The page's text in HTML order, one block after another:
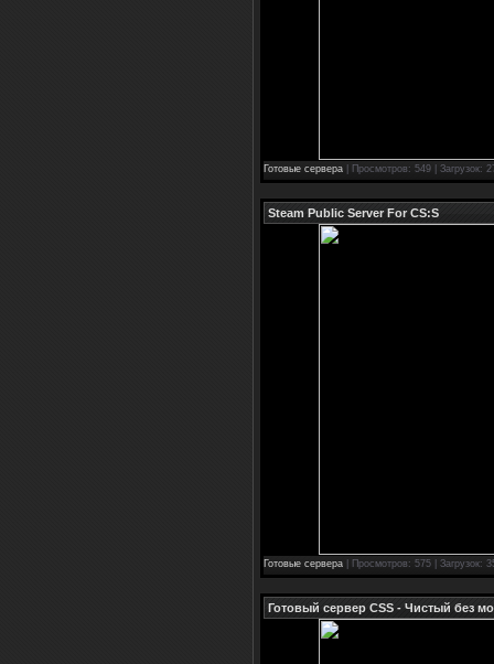
Готовые сервера | Просмотров: 549 | Загрузок:
Steam Public Server For CS:S
Готовые сервера | Просмотров: 575 | Загрузок:
Готовый сервер CSS - Чистый без